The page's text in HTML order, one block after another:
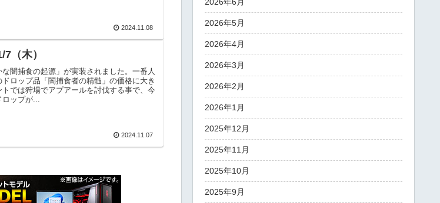
2024.11.08
（木）
闇捕食の起源」が実装されました。一番人
ロップ品「闇捕食者の精髄」の価格に大き
では狩場でアプアールを討伐する事で、今
ロップが...
2024.11.07
2026年5月
2026年4月
2026年3月
2026年2月
2026年1月
2025年12月
2025年11月
2025年10月
2025年9月